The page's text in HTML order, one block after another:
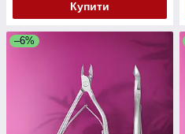
Купити
–6%